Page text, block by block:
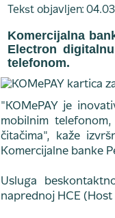
Tekst objavljen:
Komercijalna
Electron
telefonom.
"KOMePAY je
mobilnim
čitačima", kaže
Komercijalne banke
Usluga
naprednoj HCE